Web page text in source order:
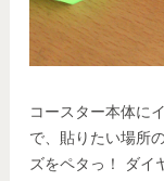
コースター本体に
で、貼りたい場所
ズをペタっ！ ダイ